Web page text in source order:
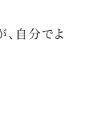
自分でよ